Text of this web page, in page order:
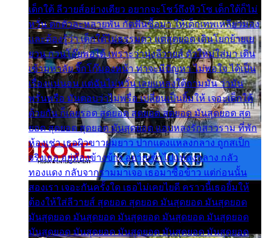
เด็กใต้ ลีวายส์อย่างเดียว อยากจะโชว์ถึงหิวโซ เด็กใต้ก็ไม่
หวั่น ตกตัวละหลายพัน กัดฟันซื้อมา ให้เด็กเทพเหลียวมอง
และต้องรู้ว่า เด็กใต้ไม่ธรรมดา แต่สุดยอด เดินโยกย้ายเย
ยวน กวนโอ๊ยพอได้ เพราะว่านุ่งลีวายส์ ตัวใหม่ใส่มา เดิน
เข้ามหาลัย จิ๊กโก๊มองหน้า ท่าจะมีปัญหา ไม่พอใจ ได้เป็น
เรื่องแน่นอน แต่ฉันไม่หวั่น เลยแหลงใต้ถามมัน ว่ามัน
พรั่นพรือ มันตอบว่าไม่พรื่อ เปลี่ยนเป็นยิ้มให้ เจอะเด็กใต้
ด้วยกัน ก็เลยรอด สุดยอด สุดยอด สุดยอด มันสุดยอด สุด
ยอด สุดยอด สุดยอด มันสุดยอด แอบหลงรักสาวราม ที่พัก
ห้องเช่า เธอผิวขาวผมยาว ปากแดงแหลงกลาง ถูกสเป็ก
จริงเธอ อยู่ห้องข้างข้าง อยากเข้าไปแหลงกลาง กลัว
ทองแดง กลับจากรามมาเจอ เธอมาซื้อข้าว แต่ก่อนนั้น
สองเรา เจอะกันครั้งใด เธอไม่เคยไยดี คราวนี้เธอยิ้มให้
ต้องให้ใส่ลีวายส์ สุดยอด สุดยอด มันสุดยอด มันสุดยอด
มันสุดยอด มันสุดยอด มันสุดยอด มันสุดยอด มันสุดยอด
มันสุดยอด มันสุดยอด มันสุดยอด มันสุดยอด มันสุดยอด